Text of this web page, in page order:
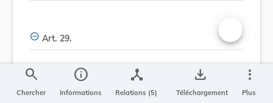
Art. 29.
La tâche de la chambre d’agriculture consiste
à créer et à subventionner le cas échéant tous
établissements, institutions, oeuvres ou
Changer la
search
Chercher
info
Informations
device_hub
Relations (5)
save_alt
Téléchargement
more_vert
Plus